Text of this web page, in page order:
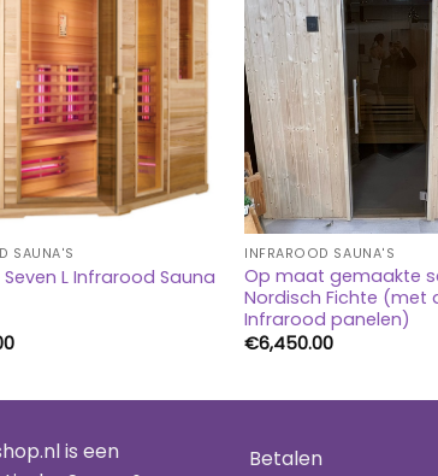
SAUNA'S
Seven L Infrarood Sauna
INFRAROOD SAUNA'S
Op maat gemaakte
Nordisch Fichte (met
Infrarood panelen)
€6,450.00
is een
Betalen